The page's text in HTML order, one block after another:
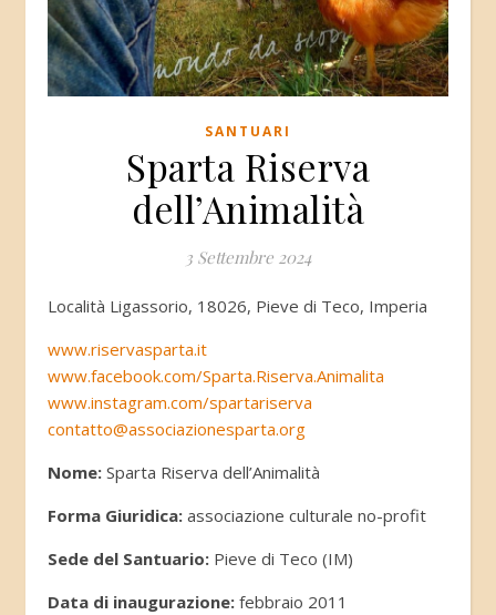
SANTUARI
Sparta Riserva
dell’Animalità
3 Settembre 2024
Località Ligassorio, 18026, Pieve di Teco, Imperia
www.riservasparta.it
www.facebook.com/Sparta.Riserva.Animalita
www.instagram.com/spartariserva
contatto@associazionesparta.org
Nome: Sparta Riserva dell’Animalità
Forma Giuridica: associazione culturale no-profit
Sede del Santuario: Pieve di Teco (IM)
Data di inaugurazione: febbraio 2011